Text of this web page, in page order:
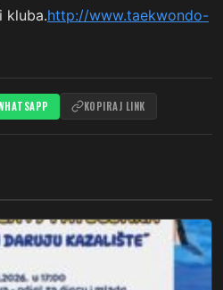
kluba.http://www.taekwondo-
KOPIRAJ LINK